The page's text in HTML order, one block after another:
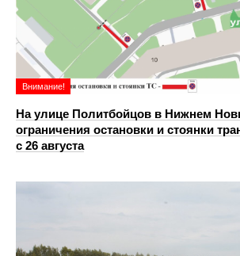
Внимание!
На улице Политбойцов в Нижнем
ограничения остановки и стоянки
с 26 августа